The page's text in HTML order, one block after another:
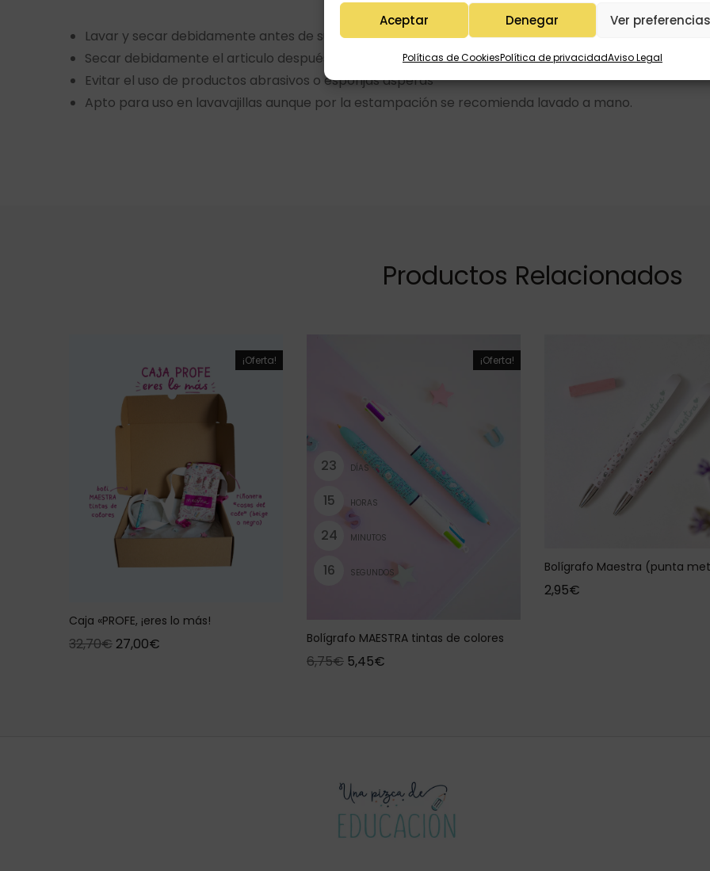
Aceptar Denegar Ver
Políticas de CookiesPolítica de privacidadAviso Legal
Lavar y secar debidamente antes de su primer uso
Secar debidamente el articulo después de cada lavado
Evitar el uso de productos abrasivos o esponjas ásperas
Apto para uso en lavavajillas aunque por la estampación se recomienda lavado a mano.
Productos Relacionados
¡Oferta!
Caja «PROFE, ¡eres lo más!
32,70€ 27,00€
¡Oferta!
23 DÍAS
15 HORAS
24 MINUTOS
15 SEGUNDOS
Bolígrafo MAESTRA tintas de colores
6,75€ 5,45€
Bolígrafo Maestra (punta
2,95€